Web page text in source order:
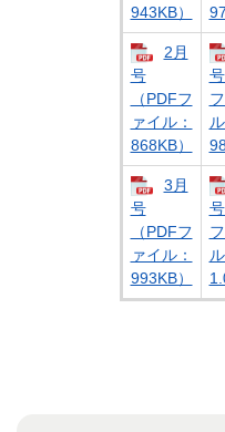
943KB）
2月
号
（PDFフ
ァイル：
868KB）
ル
3月
号
（PDFフ
ァイル：
993KB）
ル